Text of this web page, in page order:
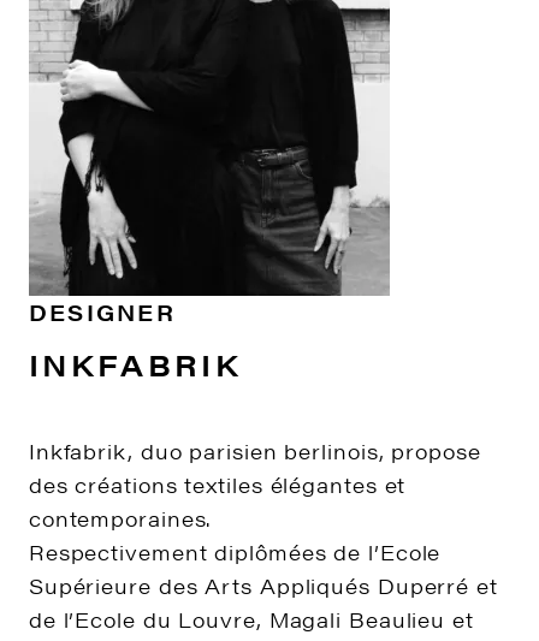
DESIGNER
INKFABRIK
Inkfabrik, duo parisien berlinois, propose
des créations textiles élégantes et
contemporaines.
Respectivement diplômées de l’Ecole
Supérieure des Arts Appliqués Duperré et
de l’Ecole du Louvre, Magali Beaulieu et